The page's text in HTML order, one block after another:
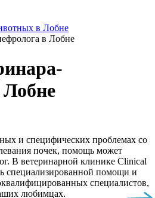
в Лобне
в Лобне
и специфических проблемах со
почек, помощь может
В ветеринарной клинике Clinical
специализированной помощи и
специалистов,
любимцах.